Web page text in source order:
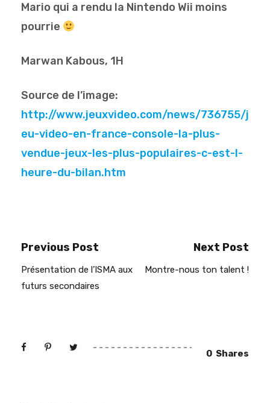
Mario qui a rendu la Nintendo Wii moins
pourrie
Marwan Kabous, 1H
Source de l’image:
http://www.jeuxvideo.com/news/736755/j
eu-video-en-france-console-la-plus-
vendue-jeux-les-plus-populaires-c-est-l-
heure-du-bilan.htm
Previous Post
Présentation de l’ISMA aux
futurs secondaires
Next Post
Montre-nous ton talent !
0 Shares